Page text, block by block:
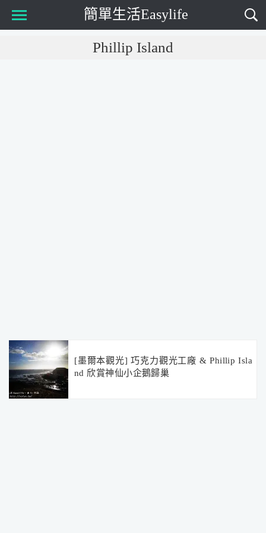
簡單生活Easylife
Phillip Island
[墨爾本觀光] 巧克力觀光工廠 & Phillip Isla
nd 欣賞神仙小企鵝歸巢